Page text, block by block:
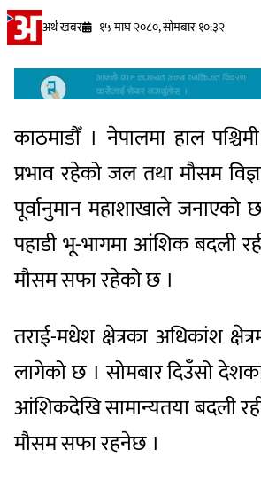
अर्थ खबर १५ माघ २०८०, सोमबार १०:३२
काठमाडौँ । नेपालमा हाल
प्रभाव रहेको जल तथा मौसम
पूर्वानुमान महाशाखाले
पहाडी भू-भागमा आंशिक बदली
मौसम सफा रहेको छ ।
तराई-मधेश क्षेत्रका अधिकांश
लागेको छ । सोमबार दिउँसो
आंशिकदेखि सामान्यतया बदली
मौसम सफा रहनेछ ।